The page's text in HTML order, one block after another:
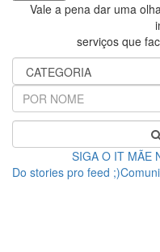
Vale a pena dar uma
serviços que
SIGA O IT MÃE
Do stories pro feed